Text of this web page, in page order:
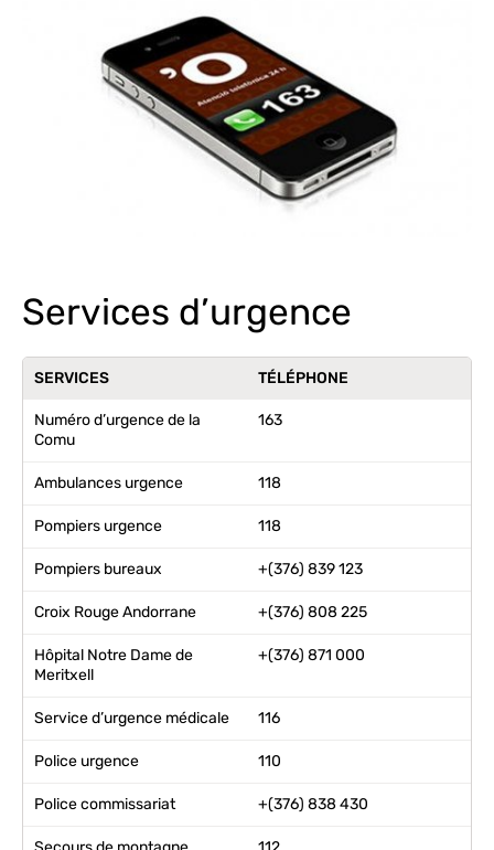
Services d’urgence
SERVICES TÉLÉPHONE
Numéro d’urgence de la
Comu
163
Ambulances urgence 118
Pompiers urgence 118
Pompiers bureaux +(376) 839 123
Croix Rouge Andorrane +(376) 808 225
Hôpital Notre Dame de
Meritxell
+(376) 871 000
Service d’urgence médicale 116
Police urgence 110
Police commissariat +(376) 838 430